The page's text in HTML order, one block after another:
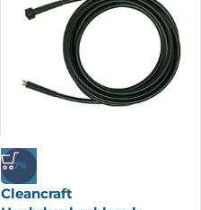
-7%
Cleancraft